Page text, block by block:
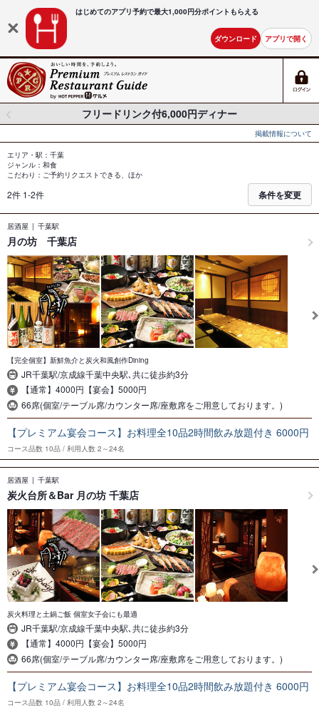
はじめてのアプリ予約で最大1,000円分ポイントもらえる
ダウンロード アプリで開く
フリードリンク付6,000円ディナー
掲載情報について
エリア・駅：千葉
ジャンル：和食
こだわり：ご予約リクエストできる、ほか
2件 1-2件 条件を変更
居酒屋 千葉駅
月の坊 千葉店
【完全個室】新鮮魚介と炭火和風創作Dining
JR千葉駅/京成線千葉中央駅､共に徒歩約3分
【通常】4000円【宴会】5000円
66席(個室/テーブル席/カウンター席/座敷席をご用意しております。)
【プレミアム宴会コース】お料理全10品2時間飲み放題付き 6000円
コース品数 10品 利用人数 2～24名
居酒屋 千葉駅
炭火台所＆Bar 月の坊 千葉店
炭火料理と土鍋ご飯 個室女子会にも最適
JR千葉駅/京成線千葉中央駅､共に徒歩約3分
【通常】4000円【宴会】5000円
66席(個室/テーブル席/カウンター席/座敷席をご用意しております。)
【プレミアム宴会コース】お料理全10品2時間飲み放題付き 6000円
コース品数 10品 利用人数 2～24名